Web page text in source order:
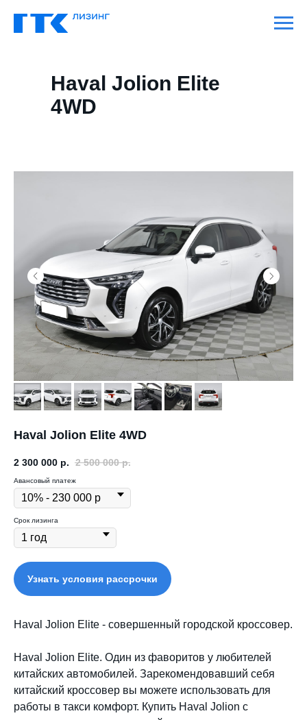
Haval Jolion Elite
4WD
Haval Jolion Elite 4WD
2 300 000 р. 2 500 000 р.
Авансовый платеж
Срок лизинга
Узнать условия рассрочки
Haval Jolion Elite - совершенный городской кроссовер.
Haval Jolion Elite. Один из фаворитов у любителей
китайских автомобилей. Зарекомендовавший себя
китайский кроссовер вы можете использовать для
работы в такси комфорт. Купить Haval Jolion с